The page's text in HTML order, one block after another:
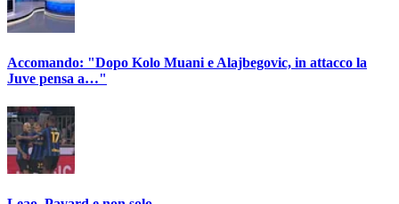
Accomando: "Dopo Kolo Muani e Alajbegovic, in attacco la
Juve pensa a…"